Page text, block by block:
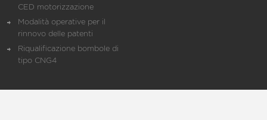
CED motorizzazione
Modalità operative per il
rinnovo delle patenti
Riqualificazione bombole di
tipo CNG4